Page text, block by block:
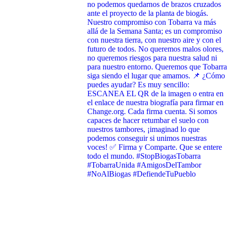
no podemos quedarnos de brazos cruzados
ante el proyecto de la planta de biogás.
Nuestro compromiso con Tobarra va más
allá de la Semana Santa; es un compromiso
con nuestra tierra, con nuestro aire y con el
futuro de todos. No queremos malos olores,
no queremos riesgos para nuestra salud ni
para nuestro entorno. Queremos que Tobarra
siga siendo el lugar que amamos. 📌 ¿Cómo
puedes ayudar? Es muy sencillo:
ESCANEA EL QR de la imagen o entra en
el enlace de nuestra biografía para firmar en
Change.org. Cada firma cuenta. Si somos
capaces de hacer retumbar el suelo con
nuestros tambores, ¡imaginad lo que
podemos conseguir si unimos nuestras
voces! ✅ Firma y Comparte. Que se entere
todo el mundo. #StopBiogasTobarra
#TobarraUnida #AmigosDelTambor
#NoAlBiogas #DefiendeTuPueblo